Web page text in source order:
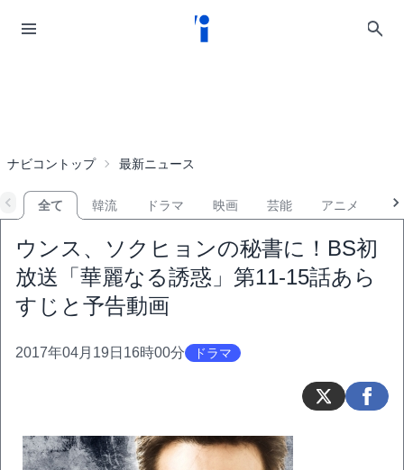
ナビコントップ 最新ニュース
全て 韓流 ドラマ 映画 芸能 アニメ
ウンス、ソクヒョンの秘書に！BS初
放送「華麗なる誘惑」第11-15話あら
すじと予告動画
2017年04月19日16時00分 ドラマ